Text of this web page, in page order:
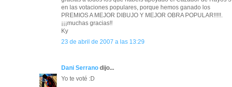
en las votaciones populares, porque hemos ganado los
PREMIOS A MEJOR DIBUJO Y MEJOR OBRA POPULAR!!!!!.
¡¡¡muchas gracias!!
Ky
23 de abril de 2007 a las 13:29
Dani Serrano dijo...
Yo te voté :D